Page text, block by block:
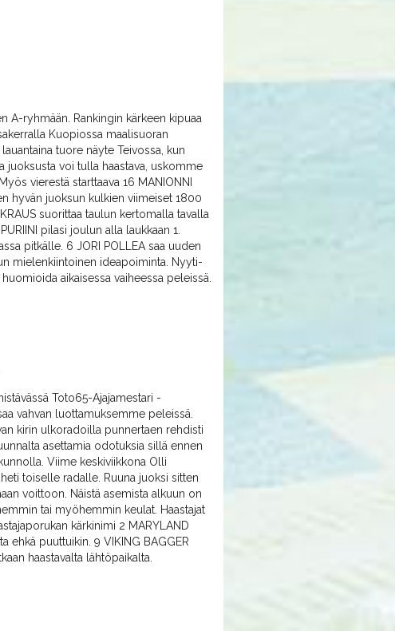
A-ryhmään. Rankingin kärkeen kipuaa
Kuopiossa maalisuoran
tuore näyte Teivossa, kun
juoksusta voi tulla haastava, uskomme
vierestä starttaava 16 MANIONNI
hyvän juoksun kulkien viimeiset 1800
suorittaa taulun kertomalla tavalla
pilasi joulun alla laukkaan 1.
pitkälle. 6 JORI POLLEA saa uuden
mielenkiintoinen ideapoiminta. Nyyti-
aikaisessa vaiheessa peleissä.
Toto65-Ajajamestari -
vahvan luottamuksemme peleissä.
kirin ulkoradoilla punnertaen rehdisti
asettamia odotuksia sillä ennen
Viime keskiviikkona Olli
toiselle radalle. Ruuna juoksi sitten
voittoon. Näistä asemista alkuun on
tai myöhemmin keulat. Haastajat
kärkinimi 2 MARYLAND
ehkä puuttuikin. 9 VIKING BAGGER
haastavalta lähtöpaikalta.